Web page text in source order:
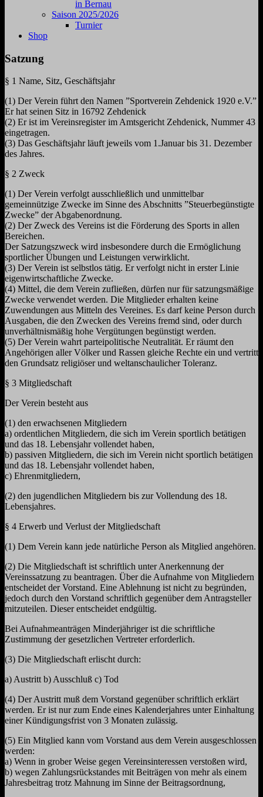
in Bernau
Saison 2025/2026
Turnier
Shop
Satzung
§ 1 Name, Sitz, Geschäftsjahr
(1) Der Verein führt den Namen ”Sportverein Zehdenick 1920 e.V.”
Er hat seinen Sitz in 16792 Zehdenick
(2) Er ist im Vereinsregister im Amtsgericht Zehdenick, Nummer 43
eingetragen.
(3) Das Geschäftsjahr läuft jeweils vom 1.Januar bis 31. Dezember
des Jahres.
§ 2 Zweck
(1) Der Verein verfolgt ausschließlich und unmittelbar
gemeinnützige Zwecke im Sinne des Abschnitts ”Steuerbegünstigte
Zwecke” der Abgabenordnung.
(2) Der Zweck des Vereins ist die Förderung des Sports in allen
Bereichen.
Der Satzungszweck wird insbesondere durch die Ermöglichung
sportlicher Übungen und Leistungen verwirklicht.
(3) Der Verein ist selbstlos tätig. Er verfolgt nicht in erster Linie
eigenwirtschaftliche Zwecke.
(4) Mittel, die dem Verein zufließen, dürfen nur für satzungsmäßige
Zwecke verwendet werden. Die Mitglieder erhalten keine
Zuwendungen aus Mitteln des Vereines. Es darf keine Person durch
Ausgaben, die den Zwecken des Vereins fremd sind, oder durch
unverhältnismäßig hohe Vergütungen begünstigt werden.
(5) Der Verein wahrt parteipolitische Neutralität. Er räumt den
Angehörigen aller Völker und Rassen gleiche Rechte ein und vertritt
den Grundsatz religiöser und weltanschaulicher Toleranz.
§ 3 Mitgliedschaft
Der Verein besteht aus
(1) den erwachsenen Mitgliedern
a) ordentlichen Mitgliedern, die sich im Verein sportlich betätigen
und das 18. Lebensjahr vollendet haben,
b) passiven Mitgliedern, die sich im Verein nicht sportlich betätigen
und das 18. Lebensjahr vollendet haben,
c) Ehrenmitgliedern,
(2) den jugendlichen Mitgliedern bis zur Vollendung des 18.
Lebensjahres.
§ 4 Erwerb und Verlust der Mitgliedschaft
(1) Dem Verein kann jede natürliche Person als Mitglied angehören.
(2) Die Mitgliedschaft ist schriftlich unter Anerkennung der
Vereinssatzung zu beantragen. Über die Aufnahme von Mitgliedern
entscheidet der Vorstand. Eine Ablehnung ist nicht zu begründen,
jedoch durch den Vorstand schriftlich gegenüber dem Antragsteller
mitzuteilen. Dieser entscheidet endgültig.
Bei Aufnahmeanträgen Minderjähriger ist die schriftliche
Zustimmung der gesetzlichen Vertreter erforderlich.
(3) Die Mitgliedschaft erlischt durch:
a) Austritt b) Ausschluß c) Tod
(4) Der Austritt muß dem Vorstand gegenüber schriftlich erklärt
werden. Er ist nur zum Ende eines Kalenderjahres unter Einhaltung
einer Kündigungsfrist von 3 Monaten zulässig.
(5) Ein Mitglied kann vom Vorstand aus dem Verein ausgeschlossen
werden:
a) Wenn in grober Weise gegen Vereinsinteressen verstoßen wird,
b) wegen Zahlungsrückstandes mit Beiträgen von mehr als einem
Jahresbeitrag trotz Mahnung im Sinne der Beitragsordnung,